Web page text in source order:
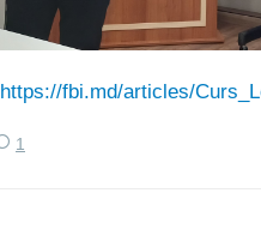
https://fbi.md/articles/
1